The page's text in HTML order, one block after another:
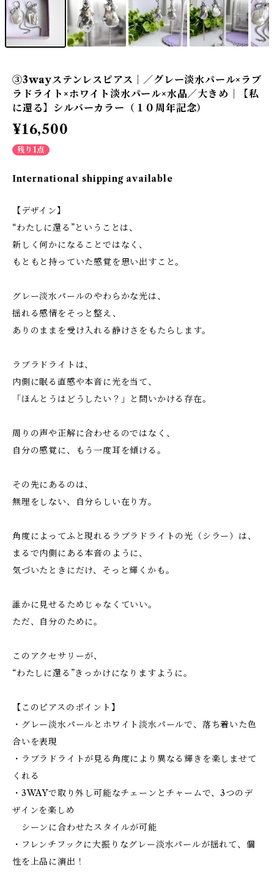
③3wayステンレスピアス｜／グレー淡水パール×ラブ
ラドライト×ホワイト淡水パール×水晶／大きめ｜【私
に還る】シルバーカラー（１０周年記念）
¥16,500
残り1点
International shipping available
【デザイン】
“わたしに還る”ということは、
新しく何かになることではなく、
もともと持っていた感覚を思い出すこと。
グレー淡水パールのやわらかな光は、
揺れる感情をそっと整え、
ありのままを受け入れる静けさをもたらします。
ラブラドライトは、
内側に眠る直感や本音に光を当て、
「ほんとうはどうしたい？」と問いかける存在。
周りの声や正解に合わせるのではなく、
自分の感覚に、もう一度耳を傾ける。
その先にあるのは、
無理をしない、自分らしい在り方。
角度によってふと現れるラブラドライトの光（シラー）は、
まるで内側にある本音のように、
気づいたときにだけ、そっと輝くかも。
誰かに見せるためじゃなくていい。
ただ、自分のために。
このアクセサリーが、
“わたしに還る”きっかけになりますように。
【このピアスのポイント】
・グレー淡水パールとホワイト淡水パールで、落ち着いた色
合いを表現
・ラブラドライトが見る角度により異なる輝きを楽しませて
くれる
・3WAYで取り外し可能なチェーンとチャームで、3つのデ
ザインを楽しめ
シーンに合わせたスタイルが可能
・フレンチフックに大振りなグレー淡水パールが揺れて、個
性を上品に演出！